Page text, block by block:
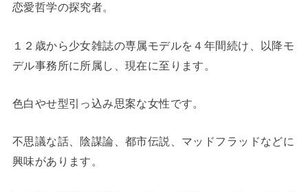
恋愛哲学の探究者。
１２歳から少女雑誌の専属モデルを４年間続け、以降モ
デル事務所に所属し、現在に至ります。
色白やせ型引っ込み思案な女性です。
不思議な話、陰謀論、都市伝説、マッドフラッドなどに
興味があります。